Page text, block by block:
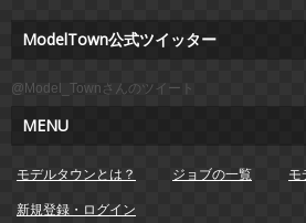
ModelTown公式ツイッター
@Model_Townさんのツイート
MENU
モデルタウンとは？ ジョブの一覧 モ
新規登録・ログイン